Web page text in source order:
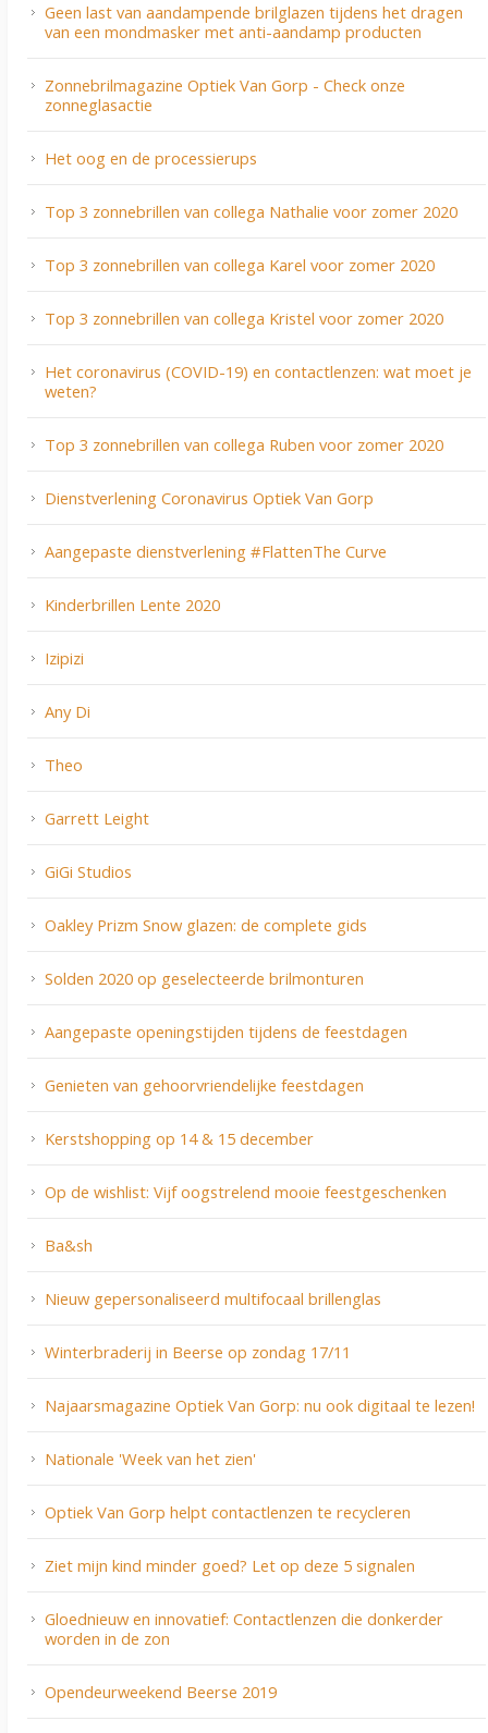
Geen last van aandampende brilglazen tijdens het dragen
van een mondmasker met anti-aandamp producten
Zonnebrilmagazine Optiek Van Gorp - Check onze
zonneglasactie
Het oog en de processierups
Top 3 zonnebrillen van collega Nathalie voor zomer 2020
Top 3 zonnebrillen van collega Karel voor zomer 2020
Top 3 zonnebrillen van collega Kristel voor zomer 2020
Het coronavirus (COVID-19) en contactlenzen: wat moet je
weten?
Top 3 zonnebrillen van collega Ruben voor zomer 2020
Dienstverlening Coronavirus Optiek Van Gorp
Aangepaste dienstverlening #FlattenThe Curve
Kinderbrillen Lente 2020
Izipizi
Any Di
Theo
Garrett Leight
GiGi Studios
Oakley Prizm Snow glazen: de complete gids
Solden 2020 op geselecteerde brilmonturen
Aangepaste openingstijden tijdens de feestdagen
Genieten van gehoorvriendelijke feestdagen
Kerstshopping op 14 & 15 december
Op de wishlist: Vijf oogstrelend mooie feestgeschenken
Ba&sh
Nieuw gepersonaliseerd multifocaal brillenglas
Winterbraderij in Beerse op zondag 17/11
Najaarsmagazine Optiek Van Gorp: nu ook digitaal te lezen!
Nationale 'Week van het zien'
Optiek Van Gorp helpt contactlenzen te recycleren
Ziet mijn kind minder goed? Let op deze 5 signalen
Gloednieuw en innovatief: Contactlenzen die donkerder
worden in de zon
Opendeurweekend Beerse 2019